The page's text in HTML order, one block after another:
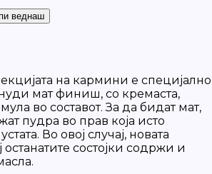
веднаш
на кармини е специјално
мат финиш, со кремаста,
во составот. За да бидат мат,
пудра во прав која исто
Во овој случај, новата
останатите состојки содржи и